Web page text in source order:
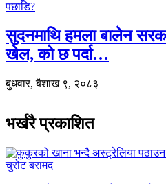
सुदनमाथि हमला बालेन
खेल, को छ पर्दा…
बुधवार, बैशाख ९, २०८३
भर्खरै प्रकाशित